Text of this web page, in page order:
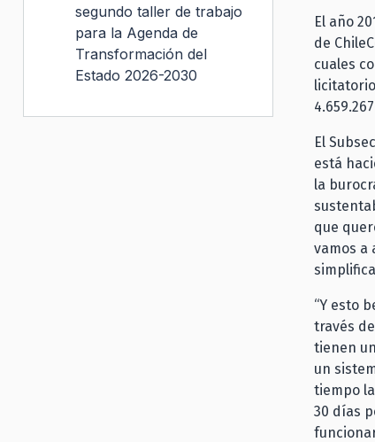
El año
de
cuales
El
está
la
que
vamos a
“Y esto
través
tienen
un
tiempo
30 días
segundo taller de trabajo
para la Agenda de
Transformación del
Estado 2026-2030